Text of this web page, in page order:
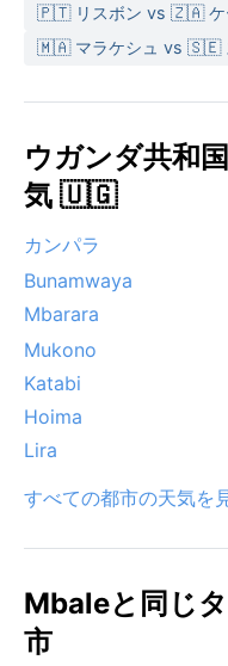
🇵🇹 リスボン vs 🇿🇦 ケ
🇲🇦 マラケシュ vs 🇸🇪
ウガンダ共和
気 🇺🇬
カンパラ
Bunamwaya
Mbarara
Mukono
Katabi
Hoima
Lira
すべての都市の天気を
Mbaleと同じ
市